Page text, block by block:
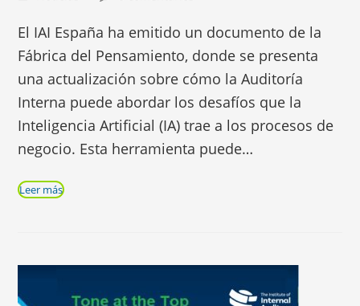
El IAI España ha emitido un documento de la
Fábrica del Pensamiento, donde se presenta
una actualización sobre cómo la Auditoría
Interna puede abordar los desafíos que la
Inteligencia Artificial (IA) trae a los procesos de
negocio. Esta herramienta puede…
Leer más